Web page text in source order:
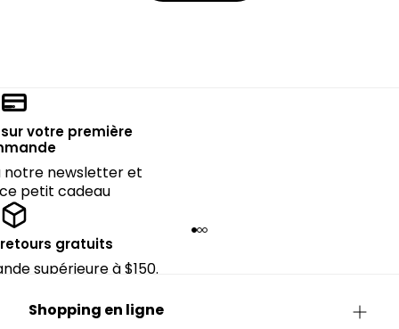
votre première
notre newsletter et
petit cadeau
gratuits
supérieure à $150.
Shopping en ligne